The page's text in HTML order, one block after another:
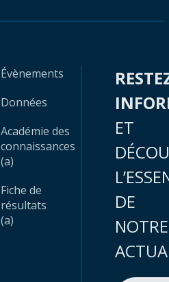
Évènements
Données
Académie des
connaissances
(a)
Fiche de
résultats
(a)
ET
DE
NOTRE